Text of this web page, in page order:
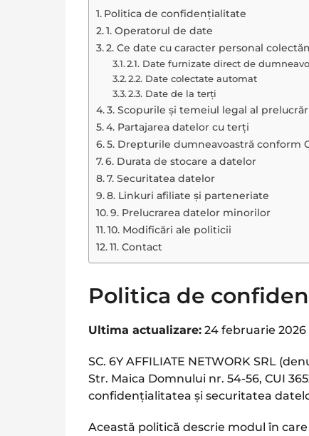
Politica de confidențialitate
1. Operatorul de date
2. Ce date cu caracter personal
2.1. Date furnizate direct de
2.2. Date colectate automat
2.3. Date de la terți
3. Scopurile și temeiul legal al
4. Partajarea datelor cu terți
5. Drepturile dumneavoastră conform
6. Durata de stocare a datelor
7. Securitatea datelor
8. Linkuri afiliate și parteneriate
9. Prelucrarea datelor minorilor
10. Modificări ale politicii
11. Contact
Politica de
Ultima actualizare: 24 februarie 2026
SC. 6Y AFFILIATE NETWORK SRL
Str. Maica Domnului nr. 54-56, CUI
confidențialitatea și securitatea
Această politică descrie modul în